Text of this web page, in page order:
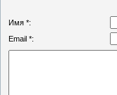
Имя *:
Email *: